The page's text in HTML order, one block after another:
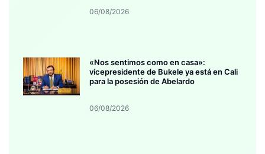
06/08/2026
«Nos sentimos como en casa»:
vicepresidente de Bukele ya está en Cali
para la posesión de Abelardo
06/08/2026